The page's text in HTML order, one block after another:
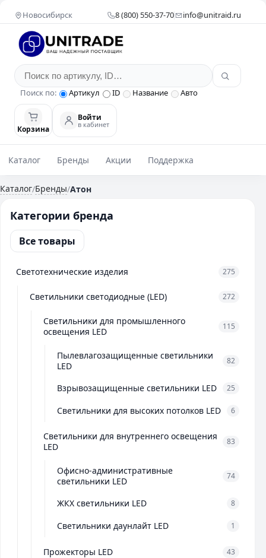
Новосибирск 8 (800) 550-37-70 info@unitraid.ru
Поиск по: Артикул ID Название Авто
Корзина
Войти
в кабинет
Каталог Бренды Акции Поддержка
Каталог/Бренды/Атон
Категории бренда
Все товары
Светотехнические изделия 275
Светильники светодиодные (LED) 272
Светильники для промышленного
освещения LED
115
Пылевлагозащищенные светильники
LED
82
Взрывозащищенные светильники LED 25
Светильники для высоких потолков LED 6
Светильники для внутреннего освещения
LED
83
Офисно-административные
светильники LED
74
ЖКХ светильники LED 8
Светильники даунлайт LED 1
Прожекторы LED 43